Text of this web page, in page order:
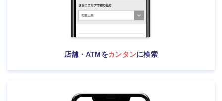
店舗・ATMをカンタンに検索